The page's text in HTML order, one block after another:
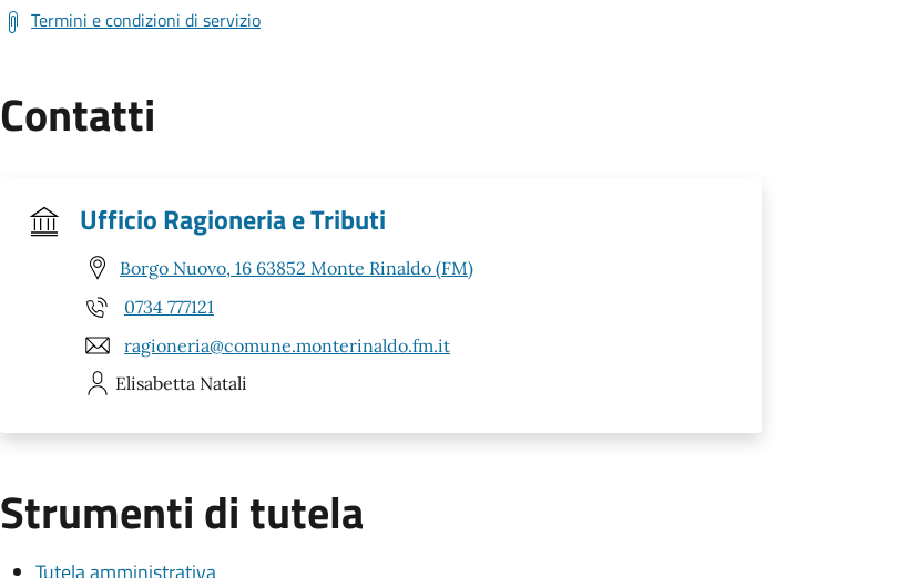
Termini e condizioni di servizio
Contatti
Ufficio Ragioneria e Tributi
Borgo Nuovo, 16 63852 Monte Rinaldo (FM)
0734 777121
ragioneria@comune.monterinaldo.fm.it
Elisabetta Natali
Strumenti di tutela
Tutela amministrativa